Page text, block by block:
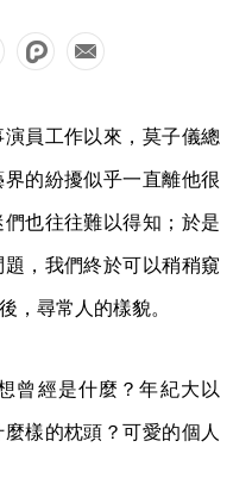
員工作以來，莫子儀總
的紛擾似乎一直離他很
也往往難以得知；於是
，我們終於可以稍稍窺
，尋常人的樣貌。
曾經是什麼？年紀大以
樣的枕頭？可愛的個人